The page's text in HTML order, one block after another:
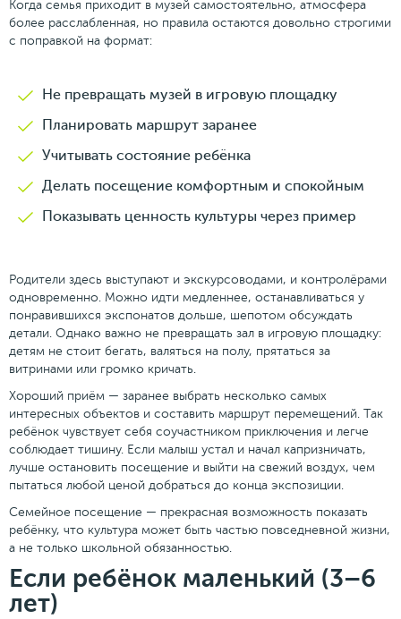
Когда семья приходит в музей самостоятельно, атмосфера
более расслабленная, но правила остаются довольно строгими
с поправкой на формат:
Не превращать музей в игровую площадку
Планировать маршрут заранее
Учитывать состояние ребёнка
Делать посещение комфортным и спокойным
Показывать ценность культуры через пример
Родители здесь выступают и экскурсоводами, и контролёрами
одновременно. Можно идти медленнее, останавливаться у
понравившихся экспонатов дольше, шепотом обсуждать
детали. Однако важно не превращать зал в игровую площадку:
детям не стоит бегать, валяться на полу, прятаться за
витринами или громко кричать.
Хороший приём — заранее выбрать несколько самых
интересных объектов и составить маршрут перемещений. Так
ребёнок чувствует себя соучастником приключения и легче
соблюдает тишину. Если малыш устал и начал капризничать,
лучше остановить посещение и выйти на свежий воздух, чем
пытаться любой ценой добраться до конца экспозиции.
Семейное посещение — прекрасная возможность показать
ребёнку, что культура может быть частью повседневной жизни,
а не только школьной обязанностью.
Если ребёнок маленький (3–6
лет)